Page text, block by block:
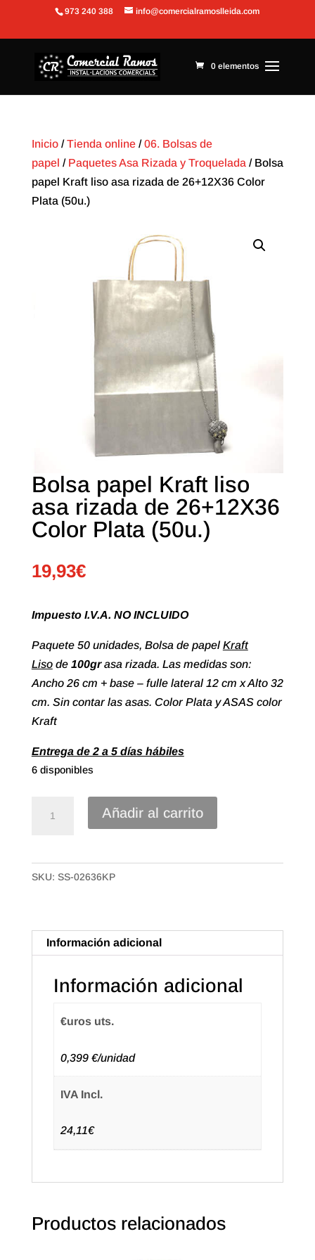
Abrir barra de herramientas
973 240 388 info@comercialramoslleida.com
0 elementos
Inicio/Tienda online/06. Bolsas de
papel / Paquetes Asa Rizada y Troquelada / Bolsa
papel Kraft liso asa rizada de 26+12X36 Color
Plata (50u.)
Bolsa papel Kraft liso
asa rizada de 26+12X36
Color Plata (50u.)
19,93€
Impuesto I.V.A. NO INCLUIDO
Paquete 50 unidades, Bolsa de papel Kraft
Lisode 100grasa rizada. Las medidas son:
Ancho 26 cm + base – fulle lateral 12 cm x Alto 32
cm. Sin contar las asas. Color Plata y ASAS color
Kraft
Entrega de 2 a 5 días hábiles
6 disponibles
liso
asa
26+12X36
Color
Plata
(50u.)
Añadir al carrito
SKU: SS-02636KP
Información adicional
Información adicional
€uros uts.
0,399 €/unidad
IVA Incl.
24,11€
Productos relacionados